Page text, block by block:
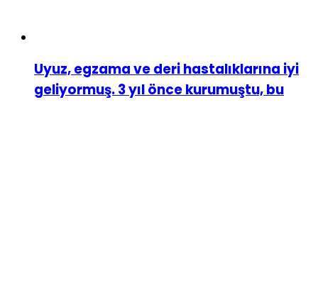
Uyuz, egzama ve deri hastalıklarına iyi
geliyormuş. 3 yıl önce kurumuştu, bu